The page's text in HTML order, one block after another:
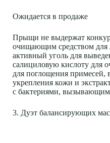
Ожидается в продаже
Прыщи не выдержат
очищающим средством для
активный уголь для
салициловую кислоту для
для поглощения примесей,
укрепления кожи и
с бактериями,
3. Дуэт балансирующих